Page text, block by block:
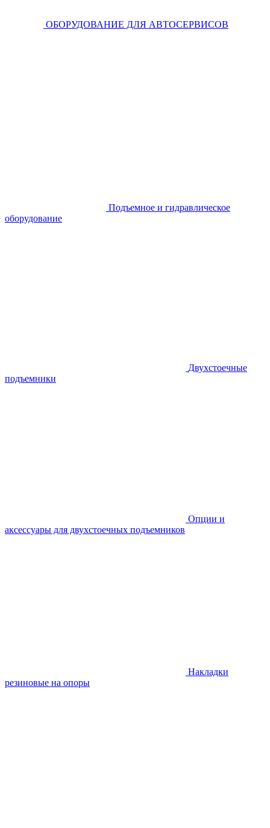
ОБОРУДОВАНИЕ ДЛЯ АВТОСЕРВИСОВ
Подъемное и гидравлическое
оборудование
Двухстоечные
подъемники
Опции и
аксессуары для двухстоечных подъемников
Накладки
резиновые на опоры